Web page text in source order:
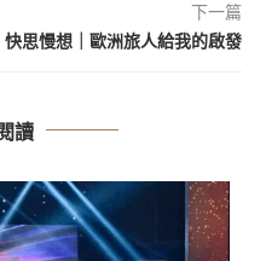
下一篇
快思慢想｜歐洲旅人給我的啟發
讀